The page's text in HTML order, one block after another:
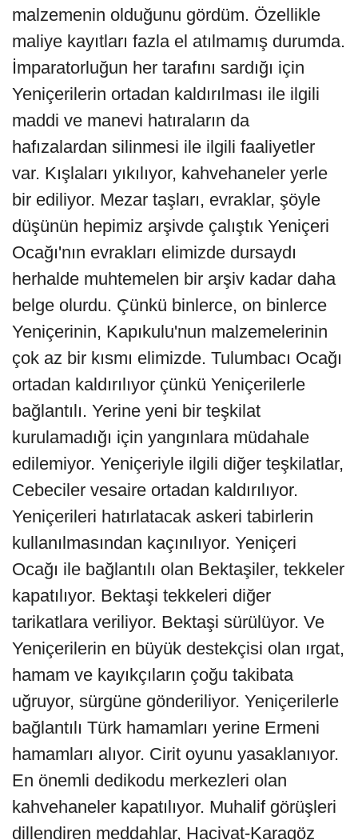
malzemenin olduğunu gördüm. Özellikle
maliye kayıtları fazla el atılmamış durumda.
İmparatorluğun her tarafını sardığı için
Yeniçerilerin ortadan kaldırılması ile ilgili
maddi ve manevi hatıraların da
hafızalardan silinmesi ile ilgili faaliyetler
var. Kışlaları yıkılıyor, kahvehaneler yerle
bir ediliyor. Mezar taşları, evraklar, şöyle
düşünün hepimiz arşivde çalıştık Yeniçeri
Ocağı'nın evrakları elimizde dursaydı
herhalde muhtemelen bir arşiv kadar daha
belge olurdu. Çünkü binlerce, on binlerce
Yeniçerinin, Kapıkulu'nun malzemelerinin
çok az bir kısmı elimizde. Tulumbacı Ocağı
ortadan kaldırılıyor çünkü Yeniçerilerle
bağlantılı. Yerine yeni bir teşkilat
kurulamadığı için yangınlara müdahale
edilemiyor. Yeniçeriyle ilgili diğer teşkilatlar,
Cebeciler vesaire ortadan kaldırılıyor.
Yeniçerileri hatırlatacak askeri tabirlerin
kullanılmasından kaçınılıyor. Yeniçeri
Ocağı ile bağlantılı olan Bektaşiler, tekkeler
kapatılıyor. Bektaşi tekkeleri diğer
tarikatlara veriliyor. Bektaşi sürülüyor. Ve
Yeniçerilerin en büyük destekçisi olan ırgat,
hamam ve kayıkçıların çoğu takibata
uğruyor, sürgüne gönderiliyor. Yeniçerilerle
bağlantılı Türk hamamları yerine Ermeni
hamamları alıyor. Cirit oyunu yasaklanıyor.
En önemli dedikodu merkezleri olan
kahvehaneler kapatılıyor. Muhalif görüşleri
dillendiren meddahlar, Hacivat-Karagöz